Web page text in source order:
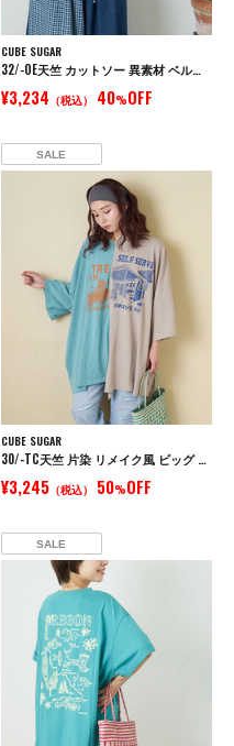
CUBE SUGAR
32/-OE天竺 カットソー 異素材 ベルスリーブ 胸刺繍 Tシャツ
¥3,234 （税込） 40%OFF
SALE
CUBE SUGAR
30/-TC天竺 片染 リメイク風 ビッグ Tシャツ
¥3,245（税込） 50%OFF
SALE